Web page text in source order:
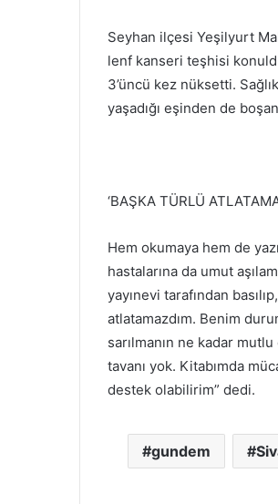
Seyhan ilçesi Yeşilyurt
lenf kanseri teşhisi
3’üncü kez nüksetti.
yaşadığı eşinden de
‘BAŞKA TÜRLÜ
Hem okumaya hem de
hastalarına da umut
yayınevi tarafından
atlatamazdım. Benim
sarılmanın ne kadar
tavanı yok. Kitabımda
destek olabilirim” dedi.
gundem